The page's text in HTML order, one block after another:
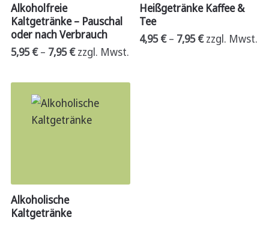
Alkoholfreie
Kaltgetränke – Pauschal
oder nach Verbrauch
5,95€– 7,95€ zzgl. Mwst.
Heißgetränke Kaffee &
Tee
4,95€– 7,95€ zzgl. Mwst.
Alkoholische
Kaltgetränke